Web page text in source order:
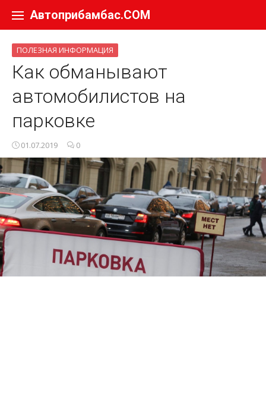
Автоприбамбас.COM
ПОЛЕЗНАЯ ИНФОРМАЦИЯ
Как обманывают
автомобилистов на
парковке
01.07.2019 0